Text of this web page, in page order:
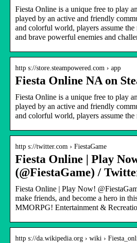
Fiesta Online is a unique free to play
played by an active and friendly
and colorful world, players assume
and brave powerful enemies and
http s://store.steampowered.com › app
Fiesta Online NA on
Fiesta Online is a unique free to play
played by an active and friendly
and colorful world, players assume
http s://twitter.com › FiestaGame
Fiesta Online | Play
(@FiestaGame) /
Fiesta Online | Play Now!
make friends, and become a hero in
MMORPG! Entertainment &
http s://da.wikipedia.org › wiki ›